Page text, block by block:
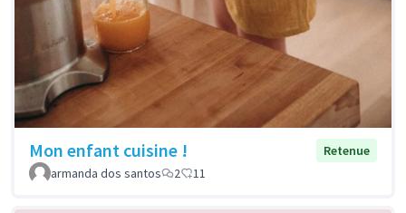
Mon enfant cuisine !
Retenue
armanda dos santos
2 11